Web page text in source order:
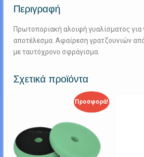
Γερμανίας
ποσότητα
Περιγραφή
Πρωτοποριακή αλοιφή γυαλίσματος για
αποτέλεσμα. Αφαίρεση γρατζουνιών
με ταυτόχρονο σφράγισμα.
Σχετικά προϊόντα
Προσφορά!